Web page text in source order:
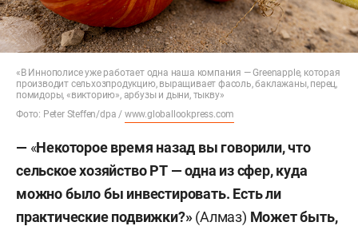
«В Иннополисе уже работает одна наша компания — Greenapple, которая
производит сельхозпродукцию, выращивает фасоль, баклажаны, перец,
помидоры, «викторию», арбузы и дыни, тыкву»
Фото: Peter Steffen/dpa / www.globallookpress.com
— «Некоторое время назад вы говорили, что
сельское хозяйство РТ — одна из сфер, куда
можно было бы инвестировать. Есть ли
практические подвижки?»(Алмаз) Может быть,